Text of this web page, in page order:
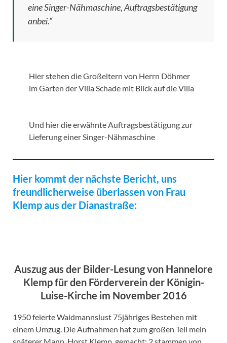
eine Singer-Nähmaschine, Auftragsbestätigung
anbei.“
Hier stehen die Großeltern von Herrn Döhmer
im Garten der Villa Schade mit Blick auf die Villa
Und hier die erwähnte Auftragsbestätigung zur
Lieferung einer Singer-Nähmaschine
Hier kommt der nächste Bericht, uns
freundlicherweise überlassen von Frau
Klemp aus der Dianastraße:
Auszug aus der Bilder-Lesung von Hannelore
Klemp für den Förderverein der Königin-
Luise-Kirche im November 2016
1950 feierte Waidmannslust 75jähriges Bestehen mit
einem Umzug. Die Aufnahmen hat zum großen Teil mein